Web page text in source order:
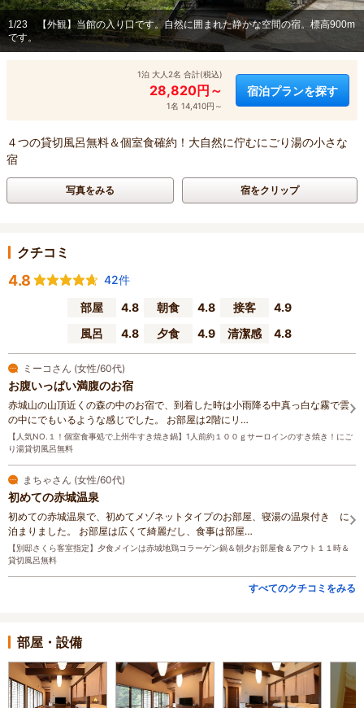
1/23
【外観】当館の入り口です。自然に囲まれた静かな空間の宿。標高900m
です。
1泊 大人2名 合計(税込)
28,820円～
1名 14,410円～
宿泊プランを探す
４つの貸切風呂無料＆個室食確約！大自然に佇むにごり湯の小さな
宿
写真をみる 宿をクリップ
クチコミ
4.8
42件
部屋
4.8 朝食 4.8 接客
4.9
風呂
4.8 夕食 4.9 清潔感 4.8
ミーコさん (女性/60代)
お腹いっぱい満腹のお宿
赤城山の山頂近くの森の中のお宿で、到着した時は小雨降る中真っ白な霧で雲
の中にでもいるような感じでした。 お部屋は2階にリ…
【人気NO.１！個室食事処で上州牛すき焼き鍋】1人前約１００ｇサーロインのすき焼き！にご
り湯貸切風呂無料
まちゃさん (女性/60代)
初めての赤城温泉
初めての赤城温泉で、初めてメゾネットタイプのお部屋、寝湯の温泉付き に
泊まりました。 お部屋は広くて綺麗だし、食事は部屋…
【別邸さくら客室指定】夕食メインは赤城地鶏コラーゲン鍋＆朝夕お部屋食＆アウト１１時＆
貸切風呂無料
すべてのクチコミをみる
部屋・設備